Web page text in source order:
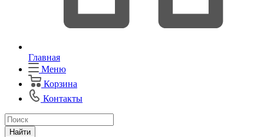
Главная
Меню
Корзина
Контакты
Найти